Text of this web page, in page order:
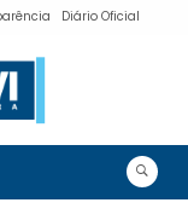
Diário Oficial